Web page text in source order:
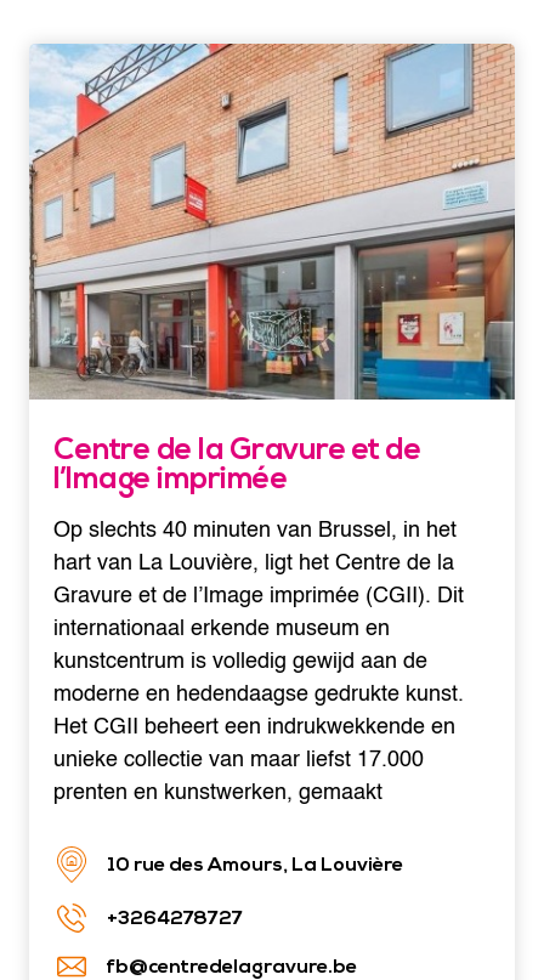
Centre de la Gravure et de
l’Image imprimée
Op slechts 40 minuten van Brussel, in het
hart van La Louvière, ligt het Centre de la
Gravure et de l’Image imprimée (CGII). Dit
internationaal erkende museum en
kunstcentrum is volledig gewijd aan de
moderne en hedendaagse gedrukte kunst.
Het CGII beheert een indrukwekkende en
unieke collectie van maar liefst 17.000
prenten en kunstwerken, gemaakt
10 rue des Amours, La Louvière
+3264278727
fb@centredelagravure.be